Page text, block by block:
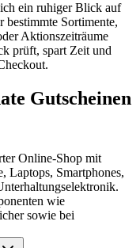
ein ruhiger Blick auf
Sortimente,
Aktionszeiträume
prüft, spart Zeit und
Gutscheinen
Online-Shop mit
Laptops, Smartphones,
wie
sowie bei